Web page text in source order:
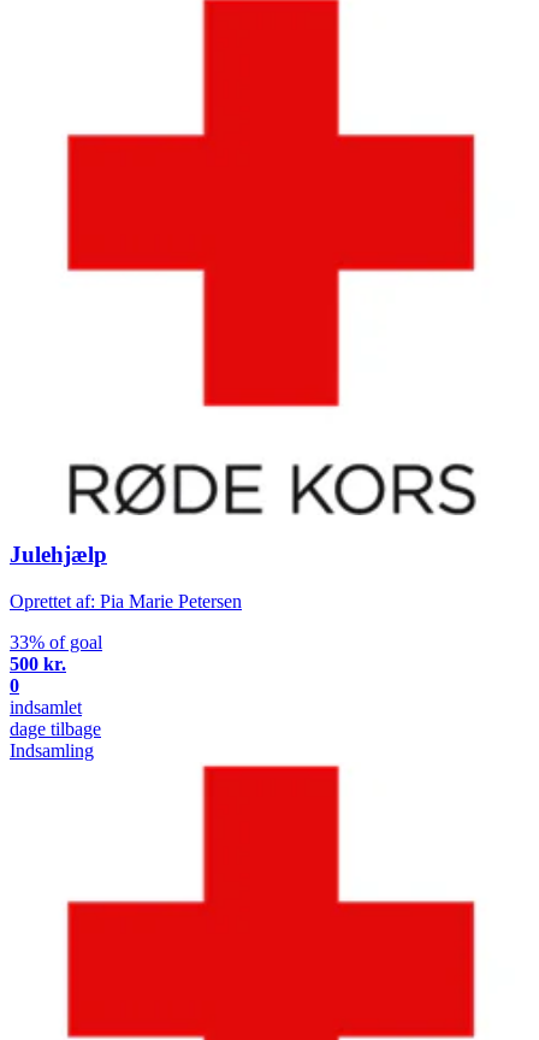
Julehjælp
Oprettet af: Pia Marie Petersen
33% of goal
500 kr.
0
indsamlet
dage tilbage
Indsamling